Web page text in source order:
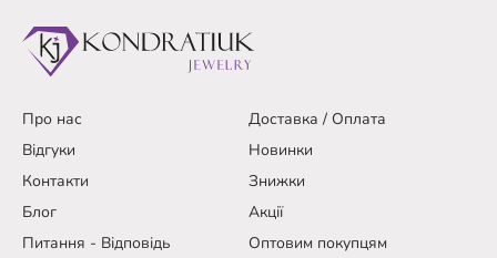
Про нас
Доставка / Оплата
Відгуки
Новинки
Контакти
Знижки
Блог
Акції
Питання - Відповідь
Оптовим покупцям